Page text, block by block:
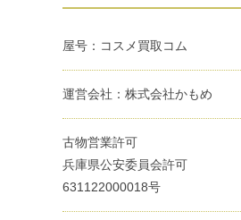
屋号：コスメ買取コム
運営会社：株式会社かもめ
古物営業許可
兵庫県公安委員会許可
631122000018号